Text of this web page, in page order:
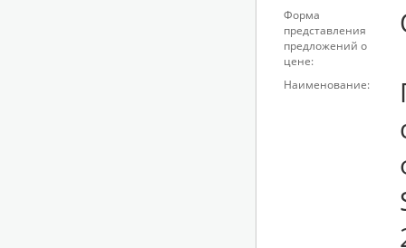
Форма
представления
предложений о
цене:
Наименование: